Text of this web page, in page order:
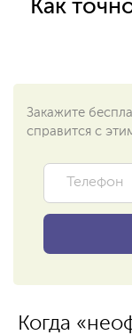
Как
Закажите
справится с
Когда